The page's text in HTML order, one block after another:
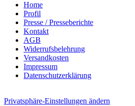
Home
Profil
Presse / Presseberichte
Kontakt
AGB
Widerrufsbelehrung
Versandkosten
Impressum
Datenschutzerklärung
Privatsphäre-Einstellungen ändern